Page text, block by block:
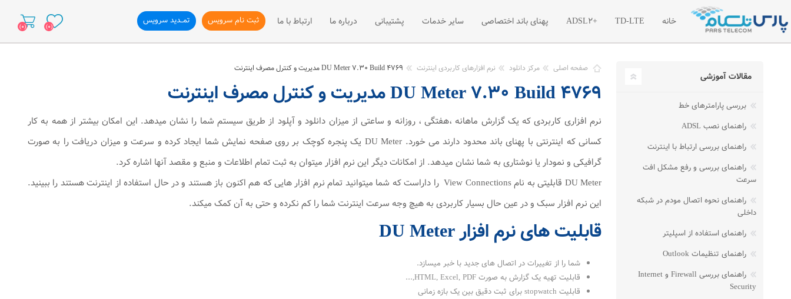
(0)
(0) خانه TD-LTE
معرفی اینترنت پرسرعت TD-LTE
تعرفه اینترنت پرسرعت TD-LTE
بسته های آغازین TD-LTE
+ADSL2
معرفی اینترنت پرسرعت +ADSL2
تعرفه اینترنت پر سرعت +ADSL2
ترافیک مازاد اینترنت +ADSL2
پهنای باند اختصاصی
معرفی پهنای باند اختصاصی
تعرفه پهنای باند اختصاصی
سایر خدمات
میزبانی سایت نصب و راه اندازی وب سایت
وب هاستینگ
سرور مجازی
میزبانی سرور
پشتیبانی
مقالات آموزشی
مرکز دانلود
اخبار
درباره ما ارتباط با ما ثبت نام سرویس تمــدید سرویس
صفحه اصلی مرکز دانلود نرم افزارهای کاربردی اینترنت DU Meter 7.30 Build 4769 مدیریت و کنترل مصرف اینترنت
DU Meter 7.30 Build 4769 مدیریت و کنترل مصرف اینترنت
نرم افزاری کاربردی که یک گزارش ماهانه ،هفتگی ، روزانه و ساعتی از میزان دانلود و آپلود از طریق سیستم شما را نشان میدهد. این امکان بیشتر از همه به کار
کسانی که اینترنتی با پهنای باند محدود دارند می خورد. DU Meter یک پنجره کوچک بر روی صفحه نمایش شما ایجاد کرده و سرعت و میزان دریافت را به صورت
گرافیکی و نمودار یا نوشتاری به شما نشان میدهد. از امکانات دیگر این نرم افزار میتوان به ثبت تمام اطلاعات و منبع و مقصد آنها اشاره کرد.
DU Meter قابلیتی به نام View Connections را داراست که شما میتوانید تمام نرم افزار هایی که هم اکنون باز هستند و در حال استفاده از اینترنت هستند را ببینید.
این نرم افزار سبک و در عین حال بسیار کاربردی به هیچ وجه سرعت اینترنت شما را کم نکرده و حتی به آن کمک میکند.
قابلیت های نرم افزار DU Meter
شما را از تغییرات در اتصال های جدید با خبر میسازد.
قابلیت تهیه یک گزارش به صورت HTML, Excel, PDF,...
قابلیت stopwatch برای ثبت دقیق بین یک بازه زمانی
مقالات آموزشی
بررسی پارامترهای خط
راهنمای نصب ADSL
راهنمای بررسی ارتباط با اینترنت
راهنمای بررسی و رفع مشکل افت
سرعت
راهنمای نحوه اتصال مودم در شبکه
داخلی
راهنمای استفاده از اسپلیتر
راهنمای تنظیمات Outlook
راهنمای بررسی Firewall و Internet
Security